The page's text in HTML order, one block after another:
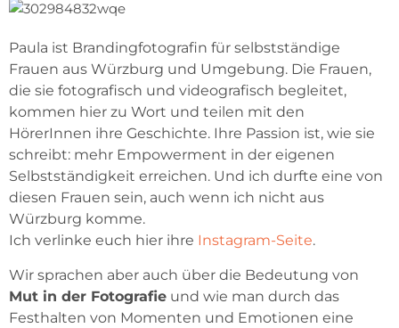
Paula ist Brandingfotografin für selbstständige
Frauen aus Würzburg und Umgebung. Die Frauen,
die sie fotografisch und videografisch begleitet,
kommen hier zu Wort und teilen mit den
HörerInnen ihre Geschichte. Ihre Passion ist, wie sie
schreibt: mehr Empowerment in der eigenen
Selbstständigkeit erreichen. Und ich durfte eine von
diesen Frauen sein, auch wenn ich nicht aus
Würzburg komme.
Ich verlinke euch hier ihre Instagram-Seite.
Wir sprachen aber auch über die Bedeutung von
Mut in der Fotografie und wie man durch das
Festhalten von Momenten und Emotionen eine